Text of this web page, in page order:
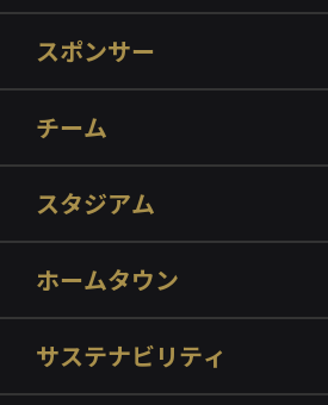
スポンサー
チーム
スタジアム
ホームタウン
サステナビリティ